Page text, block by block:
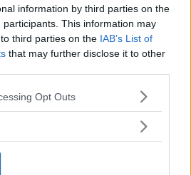
information by third parties on the
participants. This information may
third parties on the IAB’s List of
that may further disclose it to other
app uses one or more Google
usage behaviour. You may click to
purposes in below Google
Opt Outs